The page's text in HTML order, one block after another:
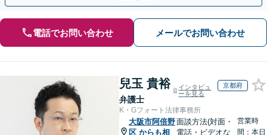
電話でお問い合わせ メールでお問い合わせ
兒玉 貴裕
弁護士
インタビュ
ーを見る
京都府
K・Gフォート法律事務所
大阪市阿倍野
区 からも相
面談方法(対面・
電話・ビデオな
営業時
間：本日